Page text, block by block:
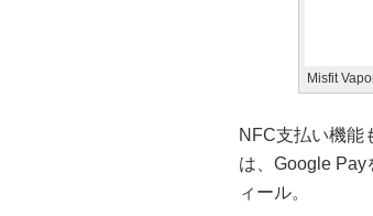
Misfit
NFC支払い機能
は、Google Pay
ィール。